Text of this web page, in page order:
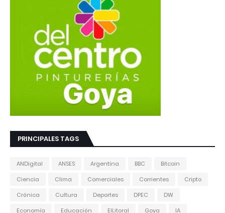
PRINCIPALES TAGS
ANDigital ANSES Argentina BBC
Bitcoin
Ciencia
Clima Comerciales Corrientes
Cripto
Crónica
Cultura Deportes DPEC
DW
Economía
Educación ElLitoral Goya
IA